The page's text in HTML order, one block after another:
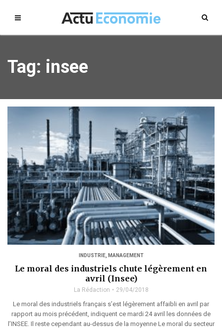
Tag: insee
INDUSTRIE, MANAGEMENT
Le moral des industriels chute légèrement en
avril (Insee)
La Rédaction 29/04/2018
Le moral des industriels français s’est légèrement affaibli en avril par
rapport au mois précédent, indiquent ce mardi 24 avril les données de
l’INSEE. Il reste cependant au-dessus de la moyenne Le moral du secteur